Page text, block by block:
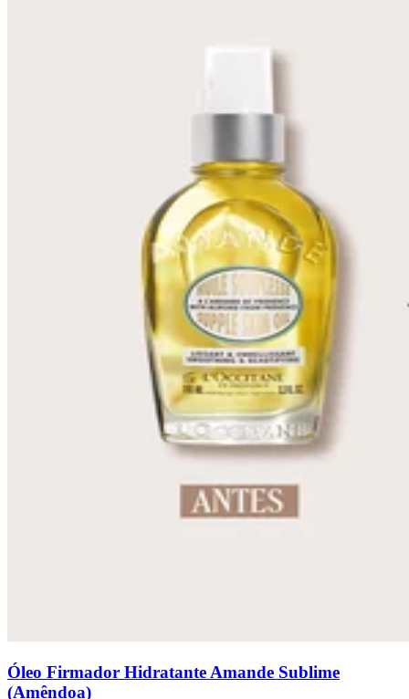
Óleo Firmador Hidratante Amande Sublime
(Amêndoa)